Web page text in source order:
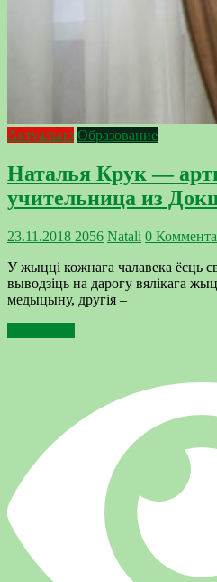
Актуально Образование
Наталья Крук —
учительница из
23.11.2018 2056 Natali 0
У жыцці кожнага чалавека ёсць
выводзіць на дарогу вялікага
медыцыну, другія –